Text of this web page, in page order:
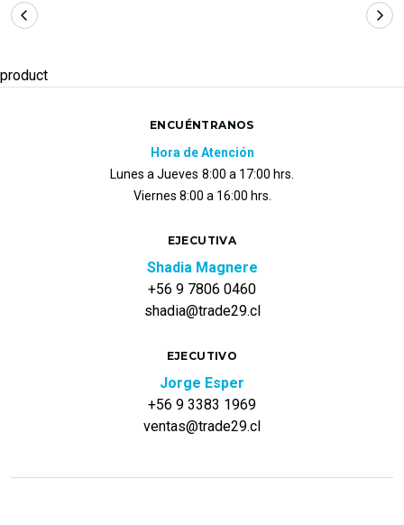
product
ENCUÉNTRANOS
Hora de Atención
Lunes a Jueves 8:00 a 17:00 hrs.
Viernes 8:00 a 16:00 hrs.
EJECUTIVA
Shadia Magnere
+56 9 7806 0460
shadia@trade29.cl
EJECUTIVO
Jorge Esper
+56 9 3383 1969
ventas@trade29.cl